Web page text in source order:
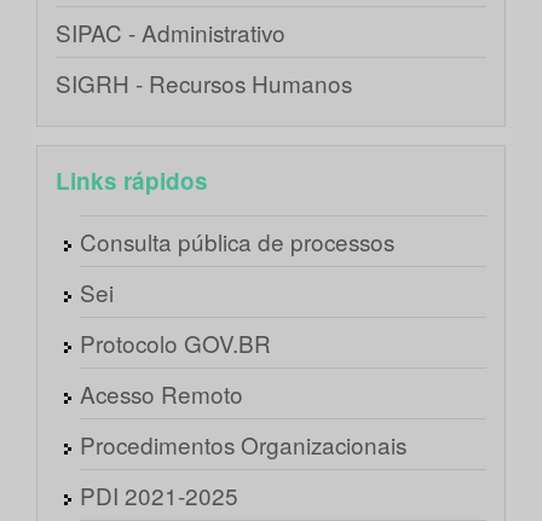
SIPAC - Administrativo
SIGRH - Recursos Humanos
Links rápidos
Consulta pública de processos
Sei
Protocolo GOV.BR
Acesso Remoto
Procedimentos Organizacionais
PDI 2021-2025